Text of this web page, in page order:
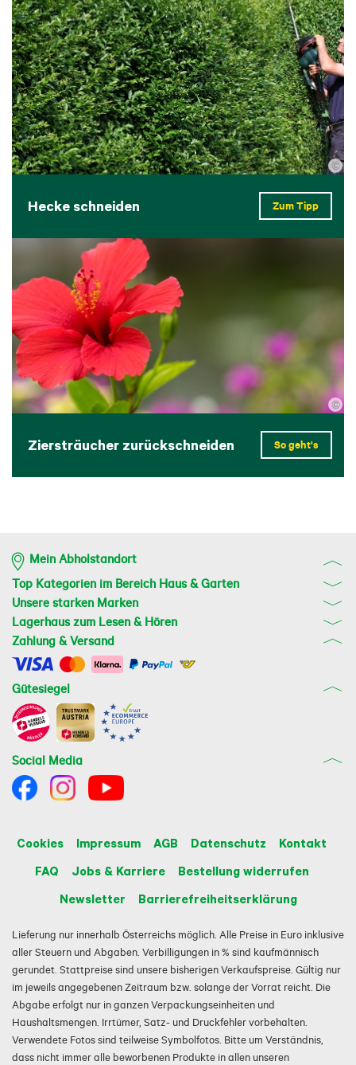
Hecke schneiden Zum Tipp
©
Ziersträucher zurückschneiden So geht's
©
Mein Abholstandort
Top Kategorien im Bereich Haus & Garten
Unsere starken Marken
Lagerhaus zum Lesen & Hören
Zahlung & Versand
Gütesiegel
Social Media
Cookies Impressum AGB Datenschutz
Kontakt
FAQ
Jobs & Karriere
Bestellung widerrufen
Newsletter
Barrierefreiheitserklärung
Lieferung nur innerhalb Österreichs möglich. Alle Preise in Euro inklusive
aller Steuern und Abgaben. Verbilligungen in % sind kaufmännisch
gerundet. Stattpreise sind unsere bisherigen Verkaufspreise. Gültig nur
im jeweils angegebenen Zeitraum bzw. solange der Vorrat reicht. Die
Abgabe erfolgt nur in ganzen Verpackungseinheiten und
Haushaltsmengen. Irrtümer, Satz- und Druckfehler vorbehalten.
Verwendete Fotos sind teilweise Symbolfotos. Bitte um Verständnis,
dass nicht immer alle beworbenen Produkte in allen unseren